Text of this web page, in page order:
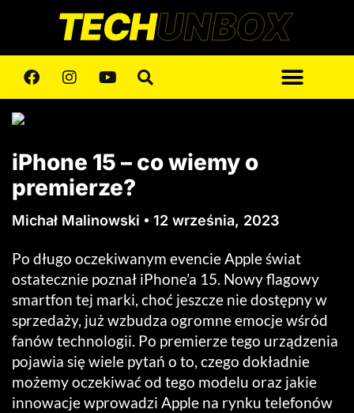
iPhone 15 – co wiemy o
premierze?
Michał Malinowski 12 września, 2023
Po długo oczekiwanym evencie Apple świat
ostatecznie poznał iPhone’a 15. Nowy flagowy
smartfon tej marki, choć jeszcze nie dostępny w
sprzedaży, już wzbudza ogromne emocje wśród
fanów technologii. Po premierze tego urządzenia
pojawia się wiele pytań o to, czego dokładnie
możemy oczekiwać od tego modelu oraz jakie
innowacje wprowadzi Apple na rynku telefonów